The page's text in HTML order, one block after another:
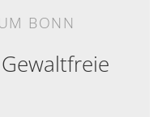
BONN